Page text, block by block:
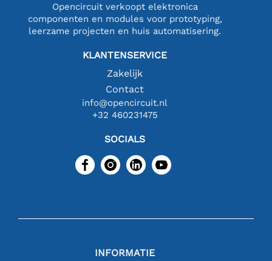
Opencircuit verkoopt elektronica
componenten en modules voor prototyping,
leerzame projecten en huis automatisering.
KLANTENSERVICE
Zakelijk
Contact
info@opencircuit.nl
+32 460231475
SOCIALS
INFORMATIE